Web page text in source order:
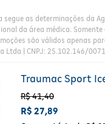
Traumac Sport
R$41,40
R$ 27,89
segue as determinações da
da área médica.
são válidos apenas
Ltda | CNPJ: 25.102.146/